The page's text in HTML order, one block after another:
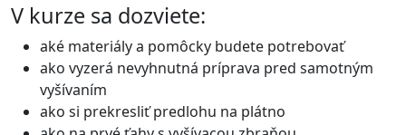
V kurze sa dozviete:
aké materiály a pomôcky budete potrebovať
ako vyzerá nevyhnutná príprava pred samotným
vyšívaním
ako si prekresliť predlohu na plátno